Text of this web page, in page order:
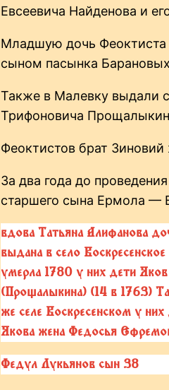
Евсеевича Найденова и
Младшую дочь Феоктиста
сыном пасынка
Также в Малевку выдали
Трифоновича
Феоктистов брат
За два года до
старшего сына Ермола —
вдова Татьяна Алифанова
выдана в село
умерла 1780 у них дети
(Прощалыкина) (14 в 1763)
же селе Воскресенском у
Якова жена Федосья
Федул Лукьянов сын 38